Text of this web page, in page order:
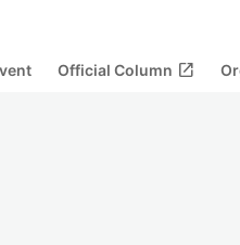
Official Column open_in_new